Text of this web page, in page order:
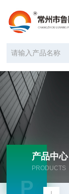
产品中心
PRODUCTS
P